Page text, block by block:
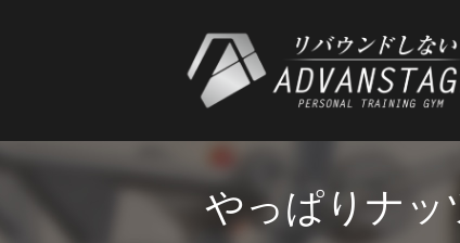
やっぱりナッ